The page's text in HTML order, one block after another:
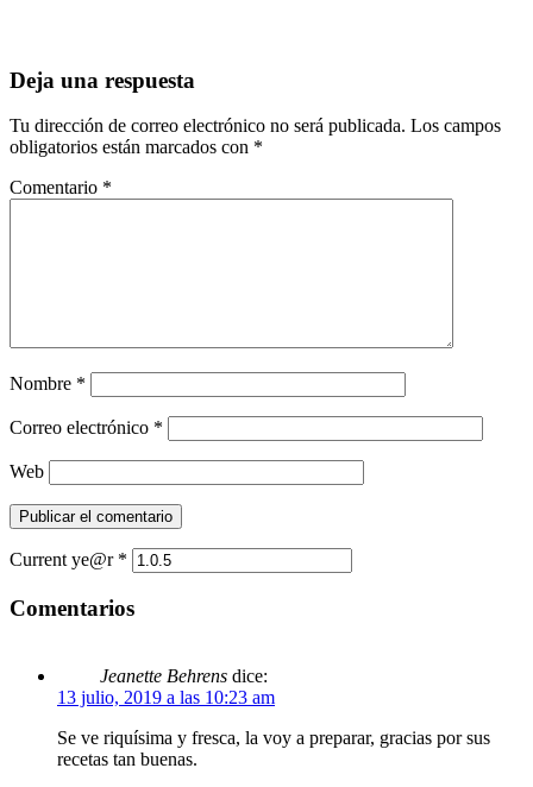
Deja una respuesta
Tu dirección de correo electrónico no será publicada. Los campos
obligatorios están marcados con *
Comentario *
Nombre *
Correo electrónico *
Web
Current ye@r *
Comentarios
Jeanette Behrens dice:
13 julio, 2019 a las 10:23 am
Se ve riquísima y fresca, la voy a preparar, gracias por sus
recetas tan buenas.